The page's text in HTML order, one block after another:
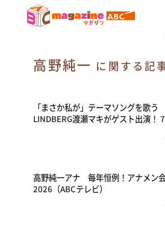
高野純一 に関する記
「まさか私が」テーマソングを歌う
LINDBERG渡瀬マキがゲスト出演！
高野純一アナ 毎年恒例！アナメン
2026（ABCテレビ）